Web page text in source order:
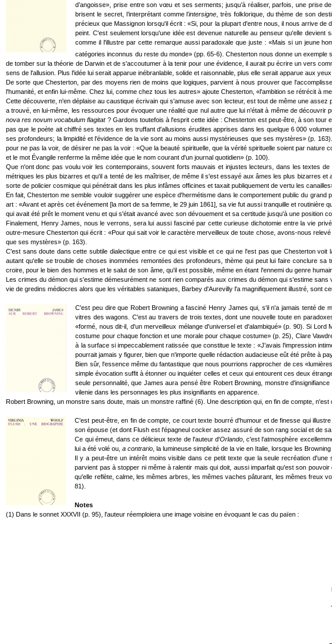
d’angoisse», prise entre son vœu et ses serments; jusqu’à réaliser, parfois, une prise
brisent le secret, l’interprétant comme l’intersigne , très folklorique, du thème de son
précieux que Massignon lorsqu'il écrit : «Si, pour la plupart d'entre nous, il nous arrive
peint. C'est seulement lorsqu'une idée est devenue naturelle au penseur qu'elle
comme il l'illustre par cette remarque aussi paradoxale que juste : «Mais si un jeune
catégories inconnus du reste du monde» (pp. 65-6). Chesterton nous donne un
de tomber sur la théorie de Darwin et de s'accoutumer à la tenir pour une évidence, il aurait pu écrire un vers
sens de l'allusion. Plus l'idée lui serait apparue inébranlable, solide et raisonnable, plus elle serait apparue aux
De sorte que Chesterton, par des moyens rien de moins que logiques, parvient à nous prouver que
l'humanité, et enfin lui-même. Chez lui, comme chez tous les autres» ajoute Chesterton, «l'ambition se rétrécit à
Cette découverte, n'en déplaise au caustique écrivain qui s'amuse avec son lecteur, est tout de même une
a trouvé, en lui-même, les ressources pour évoquer une réalité que nul autre que lui n'était à même de
nova res novum vocabulum flagitat? Gardons toutefois à l'esprit cette idée : Chesterton est peut-être, à son tour
pas que le poète ait chiffré ses textes en les truffant d'allusions érudites apprises dans les quelque 6 000
ses profondeurs; la limpidité et l'évidence de la vie sont au moins aussi mystérieuses que ses mystères» (p.
pour ne pas la voir, de désirer ne pas la voir : «Que la beauté spirituelle, que la vérité spirituelle soient par
et le mot Évangile renferme la même idée que le nom courant d'un journal quotidien» (p. 100).
Que n'ont donc pas voulu voir les contemporains, souvent forts mauvais et injustes lecteurs, dans les textes
métriques les plus bizarres et qu'il a tenté de les maîtriser, de même il s'est essayé aux âmes les plus bizarres
sorte de policier cosmique qui pénétrait dans les plus infâmes officines et taxait publiquement de vertu les
En fait, Chesterton me semble vouloir suggérer une espèce d'hermétisme dans le comportement public du
art : «Avant et après cet événement [la mort de sa femme, le 29 juin 1861], sa vie fut aussi tranquille et
qui avait été prêt le moment venu et qui s'était avancé avec son dévouement et sa certitude jusqu'à une position
Finalement, Henry James, nous le verrons, sera lui aussi fasciné par cette curieuse dichotomie entre la vie
outre-mesure Chesterton qui écrit : «Pour qui sait voir le caractère merveilleux de toute chose, avons-nous
que ses mystères» (p. 163).
C'est sans doute dans cette subtile dialectique entre ce qui est visible et ce qui ne l'est pas que Chesterton
autant qu'elle se trouble de choses inommées remontées des profondeurs, thème qui peut lui faire conclure
croire, pour le bien des hommes et le salut de son âme, qu'il est possible, même en étant l'ennemi du genre
Les crimes du démon qui s'estime démesurément ne sont rien comparés aux crimes du démon qui s'estime
vie de gredins médiocres alors que les véritables sataniques, Barbey d'Aurevilly l'a magnifiquement illustré, sont
C'est peu dire que Robert Browning a fasciné Henry James qui, s'il n'a jamais tenté de
vitres des wagons. C'est au travers de trois textes, dont une nouvelle toute en
«formé, nous dit-il, d'un merveilleux mélange d'universel et d'alambiqué» (p. 90). Si
costume pour chaque fonction et une morale pour chaque costume» (p. 25), Clare
à la surface si impeccablement ratissée que constitue le texte : «J'avais l'impression
pourrait jamais y figurer, bien que n'importe quelle rédaction audacieuse eût été prête à
Bien sûr, l'essence même du fantastique que nous pourrions rapprocher de ces
simple évocation suffit à étonner ou inquiéter celles et ceux qui entourent ces deux
seule personnalité, que James aura pensé être Robert Browning, monstre
vilenie dans les personnages les plus insignifiants en apparence.
Robert Browning, un monstre sans doute, mais un monstre raffiné (6). Une description qui, en fin de compte,
C'est peut-être, en fin de compte, ce court texte bourré d'humour et de finesse qui
son épouse (et dont Flush est l'épagneul cocker assez assuré de son rang social et de
Ce qui émeut, dans ce délicieux texte de l'auteur d'Orlando , c'est l'atmosphère
lui a été volé ou,a contrario , la lumineuse simplicité de la vie en Italie, lorsque les
Il y a peut-être un intérêt moins visible dans ce petit texte que la seule recréation
parvient pas à stopper ni même à ralentir mais qui doit, aussi imparfait qu'est son
qu'elle reflète, calme, les mêmes arbres, les mêmes vaches pâturant, les mêmes freux
81).
Notes
(1) Dans le sonnet XXXVII (p. 95), l'auteur réemploiera une image voisine en évoquant le cas du païen :